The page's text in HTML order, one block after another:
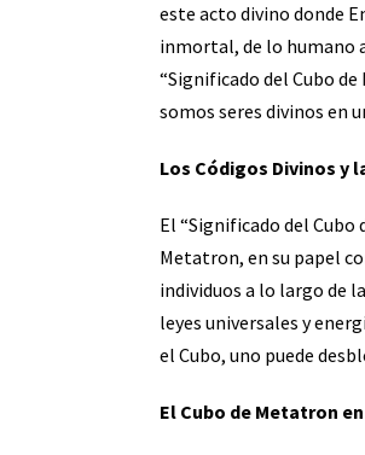
este acto divino donde
inmortal, de lo humano
“Significado del Cubo
somos seres divinos en
Los Códigos Divinos y
El “Significado del
Metatron, en su papel
individuos a lo largo de
leyes universales y
el Cubo, uno puede
El Cubo de Metatron